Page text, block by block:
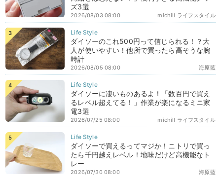
ズ3選
michill ライフスタイル
2026/08/03 08:00
ダイソーのこれ500円って信じられる！？大
人が使いやすい！他所で買ったら高そうな腕
時計
海原藍
2026/08/05 08:00
ダイソーに凄いものあるよ！「数百円で買え
るレベル超えてる！」作業が楽になるミニ家
電3選
michill ライフスタイル
2026/07/25 08:00
ダイソーで買えるってマジか！ニトリで買っ
たら千円越えレベル！地味だけど高機能なト
レー
海原藍
2026/07/30 08:00